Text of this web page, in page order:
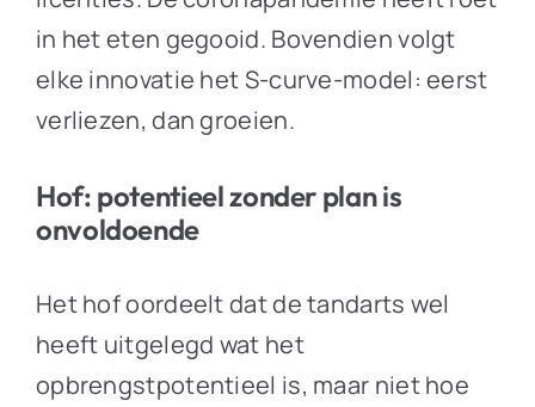
in het eten gegooid. Bovendien volgt
elke innovatie het S-curve-model: eerst
verliezen, dan groeien.
Hof: potentieel zonder plan is
onvoldoende
Het hof oordeelt dat de tandarts wel
heeft uitgelegd wat het
opbrengstpotentieel is, maar niet hoe